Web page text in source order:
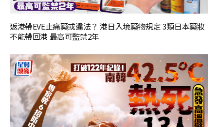
返港帶EVE止痛藥或違法？ 港日入境藥物規定 3類日本藥妝
不能帶回港 最高可監禁2年